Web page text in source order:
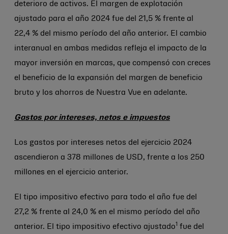
deterioro de activos. El margen de explotación
ajustado para el año 2024 fue del 21,5 % frente al
22,4 % del mismo período del año anterior. El cambio
interanual en ambas medidas refleja el impacto de la
mayor inversión en marcas, que compensó con creces
el beneficio de la expansión del margen de beneficio
bruto y los ahorros de Nuestra Vue en adelante.
Gastos por intereses, netos e impuestos
Los gastos por intereses netos del ejercicio 2024
ascendieron a 378 millones de USD, frente a los 250
millones en el ejercicio anterior.
El tipo impositivo efectivo para todo el año fue del
27,2 % frente al 24,0 % en el mismo período del año
anterior. El tipo impositivo efectivo ajustado1 fue del